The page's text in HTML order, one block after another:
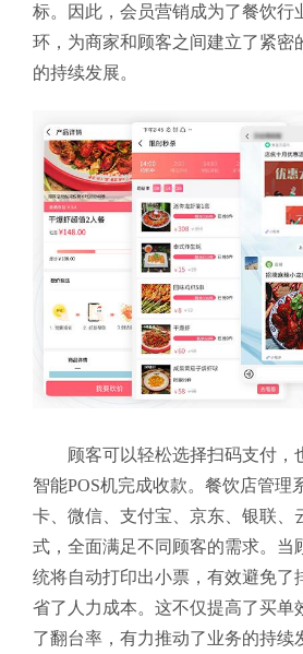
标。因此，会员营销成为了餐饮行
环，为商家和顾客之间建立了紧密
的持续发展。
顾客可以轻松选择扫码支付，
智能POS机完成收款。餐饮店管理
卡、微信、支付宝、京东、银联、
式，全面满足不同顾客的需求。当
统将自动打印出小票，有效避免了
省了人力成本。这不仅提高了买单
了翻台率，有力推动了业务的持续